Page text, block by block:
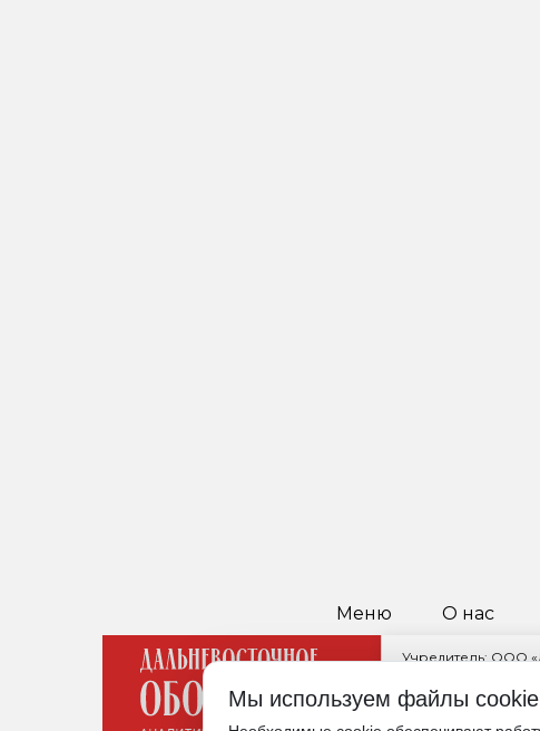
Меню О нас
Учредитель: ООО
680021,
Редакция: +7 (421)
Мы используем файлы cookie